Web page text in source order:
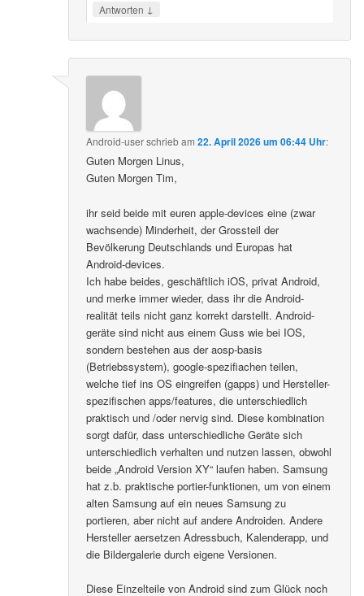
Antworten ↓
Android-userschriebam22. April 2026 um 06:44 Uhr:
Guten Morgen Linus,
Guten Morgen Tim,
ihr seid beide mit euren apple-devices eine (zwar
wachsende) Minderheit, der Grossteil der
Bevölkerung Deutschlands und Europas hat
Android-devices.
Ich habe beides, geschäftlich iOS, privat Android,
und merke immer wieder, dass ihr die Android-
realität teils nicht ganz korrekt darstellt. Android-
geräte sind nicht aus einem Guss wie bei IOS,
sondern bestehen aus der aosp-basis
(Betriebssystem), google-spezifiachen teilen,
welche tief ins OS eingreifen (gapps) und Hersteller-
spezifischen apps/features, die unterschiedlich
praktisch und /oder nervig sind. Diese kombination
sorgt dafür, dass unterschiedliche Geräte sich
unterschiedlich verhalten und nutzen lassen, obwohl
beide „Android Version XY“ laufen haben. Samsung
hat z.b. praktische portier-funktionen, um von einem
alten Samsung auf ein neues Samsung zu
portieren, aber nicht auf andere Androiden. Andere
Hersteller aersetzen Adressbuch, Kalenderapp, und
die Bildergalerie durch eigene Versionen.
Diese Einzelteile von Android sind zum Glück noch